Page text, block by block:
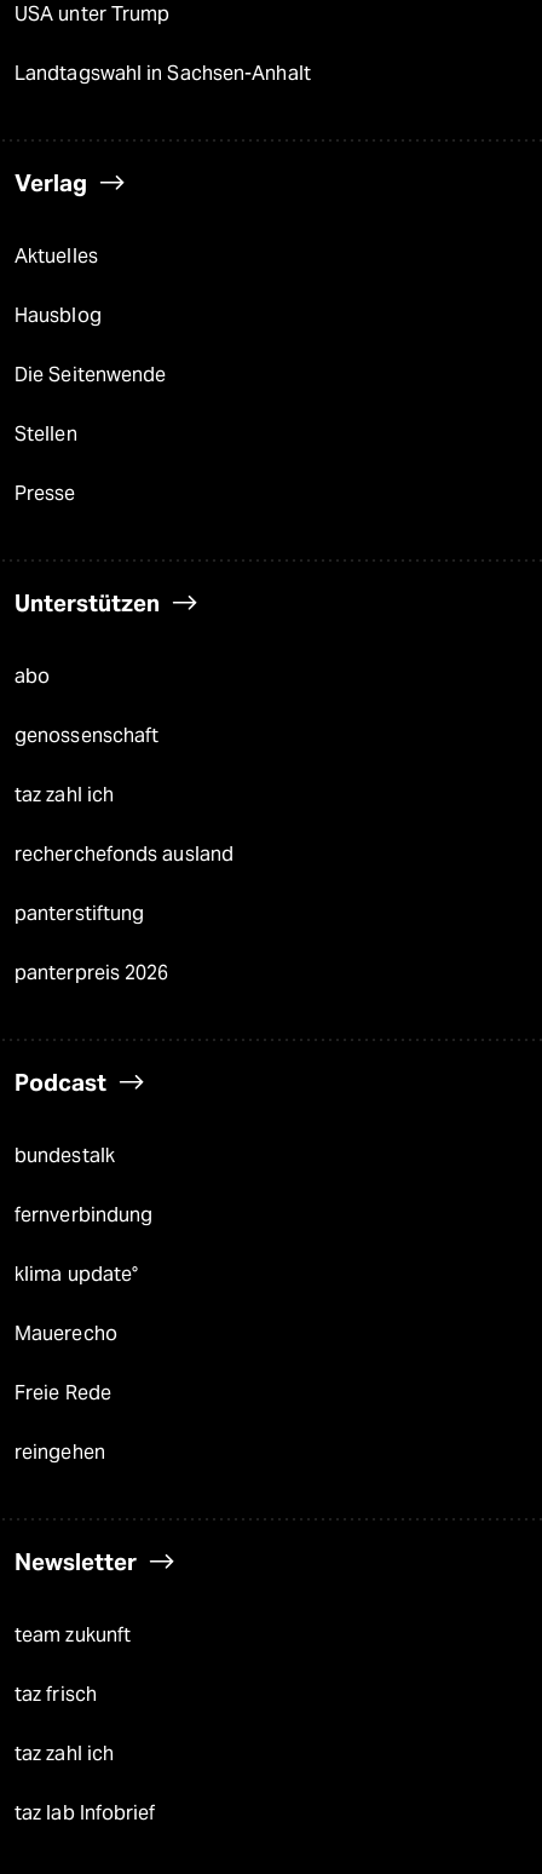
USA unter Trump
Landtagswahl in Sachsen-Anhalt
Verlag
Aktuelles
Hausblog
Die Seitenwende
Stellen
Presse
Unterstützen
abo
genossenschaft
taz zahl ich
recherchefonds ausland
panterstiftung
panterpreis 2026
Podcast
bundestalk
fernverbindung
klima update°
Mauerecho
Freie Rede
reingehen
Newsletter
team zukunft
taz frisch
taz zahl ich
taz lab Infobrief